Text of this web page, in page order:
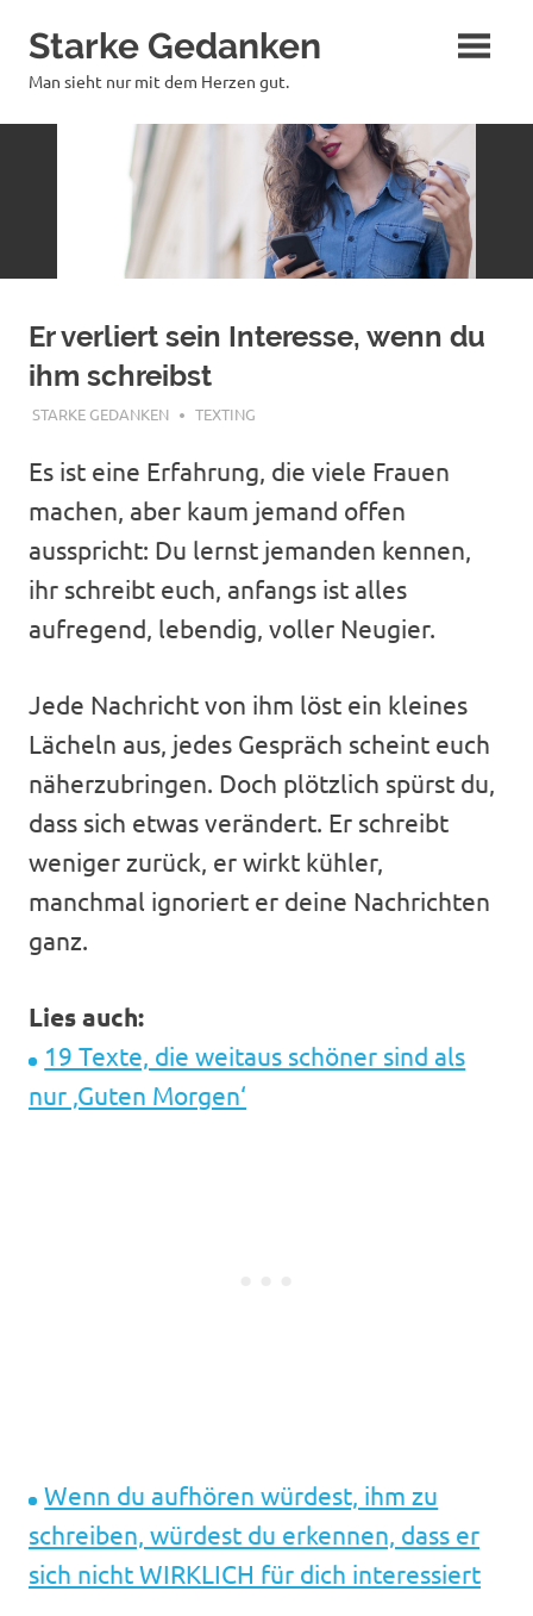
Inhalt
springen
Starke Gedanken
Man sieht nur mit dem Herzen gut.
Er verliert sein Interesse, wenn du
ihm schreibst
AUGUST 20, 2025
STARKE GEDANKEN TEXTING
Es ist eine Erfahrung, die viele Frauen
machen, aber kaum jemand offen
ausspricht: Du lernst jemanden kennen,
ihr schreibt euch, anfangs ist alles
aufregend, lebendig, voller Neugier.
Jede Nachricht von ihm löst ein kleines
Lächeln aus, jedes Gespräch scheint euch
näherzubringen. Doch plötzlich spürst du,
dass sich etwas verändert. Er schreibt
weniger zurück, er wirkt kühler,
manchmal ignoriert er deine Nachrichten
ganz.
Lies auch:
19 Texte, die weitaus schöner sind als
nur ‚Guten Morgen‘
Wenn du aufhören würdest, ihm zu
schreiben, würdest du erkennen, dass er
sich nicht WIRKLICH für dich interessiert